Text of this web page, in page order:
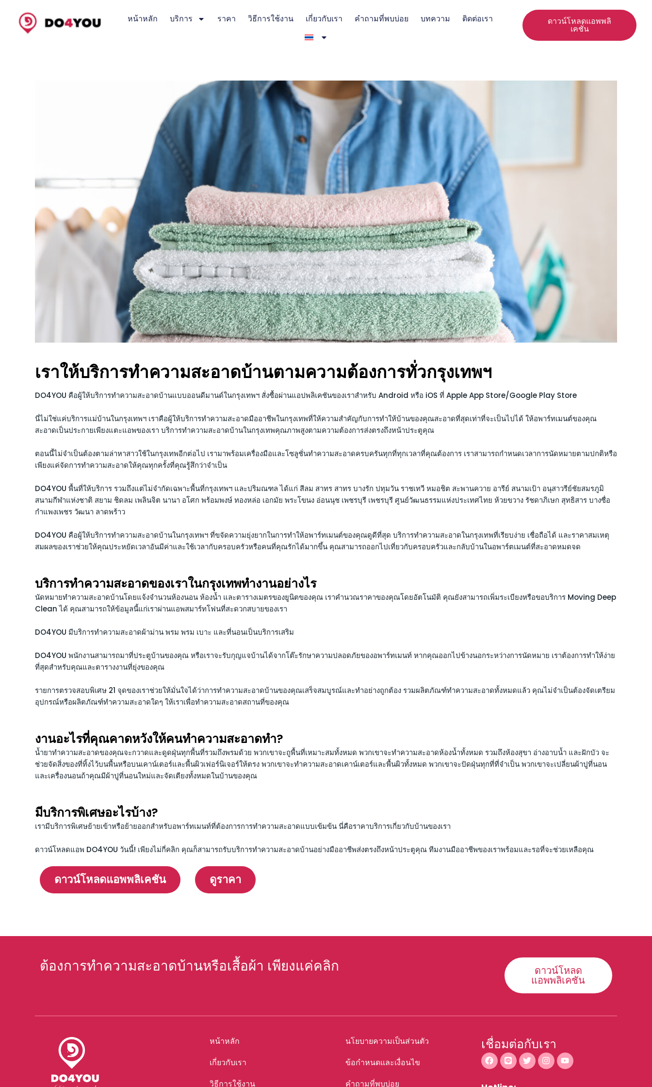
content
หน้าหลัก บริการ ราคา วิธีการใช้งาน เกี่ยวกับเรา คำถามที่พบบ่อย บทความ ติดต่อเรา ดาวน์โหลดแอพพลิ
เคชั่น
เราให้บริการทำความสะอาดบ้านตามความต้องการทั่วกรุงเทพฯ
DO4YOU คือผู้ให้บริการทำความสะอาดบ้านแบบออนดีมานด์ในกรุงเทพฯ สั่งซื้อผ่านแอปพลิเคชันของเราสำหรับ Android หรือ iOS ที่ Apple App Store/Google Play Store
นี่ไม่ใช่แค่บริการแม่บ้านในกรุงเทพฯ เราคือผู้ให้บริการทำความสะอาดมืออาชีพในกรุงเทพที่ให้ความสำคัญกับการทำให้บ้านของคุณสะอาดที่สุดเท่าที่จะเป็นไปได้ ให้อพาร์ทเมนต์ของคุณ
สะอาดเป็นประกายเพียงแตะแอพของเรา บริการทำความสะอาดบ้านในกรุงเทพคุณภาพสูงตามความต้องการส่งตรงถึงหน้าประตูคุณ
ตอนนี้ไม่จำเป็นต้องตามล่าหาสาวใช้ในกรุงเทพอีกต่อไป เรามาพร้อมเครื่องมือและโซลูชั่นทำความสะอาดครบครันทุกที่ทุกเวลาที่คุณต้องการ เราสามารถกำหนดเวลาการนัดหมายตามปกติหรือ
เพียงแค่จัดการทำความสะอาดให้คุณทุกครั้งที่คุณรู้สึกว่าจำเป็น
DO4YOU พื้นที่ให้บริการ รวมถึงแต่ไม่จำกัดเฉพาะพื้นที่กรุงเทพฯ และปริมณฑล ได้แก่ สีลม สาทร สาทร บางรัก ปทุมวัน ราชเทวี หมอชิต สะพานควาย อารีย์ สนามเป้า อนุสาวรีย์ชัยสมรภูมิ
สนามกีฬาแห่งชาติ สยาม ชิดลม เพลินจิต นานา อโศก พร้อมพงษ์ ทองหล่อ เอกมัย พระโขนง อ่อนนุช เพชรบุรี เพชรบุรี ศูนย์วัฒนธรรมแห่งประเทศไทย ห้วยขวาง รัชดาภิเษก สุทธิสาร บางซื่อ
กำแพงเพชร วัฒนา ลาดพร้าว
DO4YOU คือผู้ให้บริการทำความสะอาดบ้านในกรุงเทพฯ ที่ขจัดความยุ่งยากในการทำให้อพาร์ทเมนต์ของคุณดูดีที่สุด บริการทำความสะอาดในกรุงเทพที่เรียบง่าย เชื่อถือได้ และราคาสมเหตุ
สมผลของเราช่วยให้คุณประหยัดเวลาอันมีค่าและใช้เวลากับครอบครัวหรือคนที่คุณรักได้มากขึ้น คุณสามารถออกไปเที่ยวกับครอบครัวและกลับบ้านในอพาร์ตเมนต์ที่สะอาดหมดจด
บริการทำความสะอาดของเราในกรุงเทพทำงานอย่างไร
นัดหมายทำความสะอาดบ้านโดยแจ้งจำนวนห้องนอน ห้องน้ำ และตารางเมตรของยูนิตของคุณ เราคำนวณราคาของคุณโดยอัตโนมัติ คุณยังสามารถเพิ่มระเบียงหรือขอบริการ Moving Deep
Clean ได้ คุณสามารถให้ข้อมูลนี้แก่เราผ่านแอพสมาร์ทโฟนที่สะดวกสบายของเรา
DO4YOU มีบริการทำความสะอาดผ้าม่าน พรม พรม เบาะ และที่นอนเป็นบริการเสริม
DO4YOU พนักงานสามารถมาที่ประตูบ้านของคุณ หรือเราจะรับกุญแจบ้านได้จากโต๊ะรักษาความปลอดภัยของอพาร์ทเมนท์ หากคุณออกไปข้างนอกระหว่างการนัดหมาย เราต้องการทำให้ง่าย
ที่สุดสำหรับคุณและตารางงานที่ยุ่งของคุณ
รายการตรวจสอบพิเศษ 21 จุดของเราช่วยให้มั่นใจได้ว่าการทำความสะอาดบ้านของคุณเสร็จสมบูรณ์และทำอย่างถูกต้อง รวมผลิตภัณฑ์ทำความสะอาดทั้งหมดแล้ว คุณไม่จำเป็นต้องจัดเตรียม
อุปกรณ์หรือผลิตภัณฑ์ทำความสะอาดใดๆ ให้เราเพื่อทำความสะอาดสถานที่ของคุณ
งานอะไรที่คุณคาดหวังให้คนทำความสะอาดทำ?
น้ำยาทำความสะอาดของคุณจะกวาดและดูดฝุ่นทุกพื้นที่รวมถึงพรมด้วย พวกเขาจะถูพื้นที่เหมาะสมทั้งหมด พวกเขาจะทำความสะอาดห้องน้ำทั้งหมด รวมถึงห้องสุขา อ่างอาบน้ำ และฝักบัว จะ
ช่วยจัดสิ่งของที่ทิ้งไว้บนพื้นหรือบนเคาน์เตอร์และพื้นผิวเฟอร์นิเจอร์ให้ตรง พวกเขาจะทำความสะอาดเคาน์เตอร์และพื้นผิวทั้งหมด พวกเขาจะปัดฝุ่นทุกที่ที่จำเป็น พวกเขาจะเปลี่ยนผ้าปูที่นอน
และเครื่องนอนถ้าคุณมีผ้าปูที่นอนใหม่และจัดเตียงทั้งหมดในบ้านของคุณ
มีบริการพิเศษอะไรบ้าง?
เรามีบริการพิเศษย้ายเข้าหรือย้ายออกสำหรับอพาร์ทเมนท์ที่ต้องการการทำความสะอาดแบบเข้มข้น นี่คือราคาบริการเกี่ยวกับบ้านของเรา
ดาวน์โหลดแอพ DO4YOU วันนี้! เพียงไม่กี่คลิก คุณก็สามารถรับบริการทำความสะอาดบ้านอย่างมืออาชีพส่งตรงถึงหน้าประตูคุณ ทีมงานมืออาชีพของเราพร้อมและรอที่จะช่วยเหลือคุณ
ดาวน์โหลดแอพพลิเคชัน ดูราคา
ต้องการทำความสะอาดบ้านหรือเสื้อผ้า เพียงแค่คลิก ดาวน์โหลด
แอพพลิเคชัน
หน้าหลัก
เกี่ยวกับเรา
วิธีการใช้งาน
นโยบายความเป็นส่วนตัว
ข้อกำหนดและเงื่อนไข
คำถามที่พบบ่อย
เชื่อมต่อกับเรา
F
a
c
L
i
n
T
w
i
I
n
s
Y
o
u